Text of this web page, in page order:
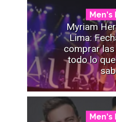
Men's
Myriam
Lima:
comprar
todo lo
Men's